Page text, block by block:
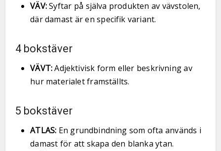
VÄV:Syftar på själva produkten av vävstolen,
där damast är en specifik variant.
4 bokstäver
VÄVT:Adjektivisk form eller beskrivning av
hur materialet framställts.
5 bokstäver
ATLAS: En grundbindning som ofta används i
damast för att skapa den blanka ytan.